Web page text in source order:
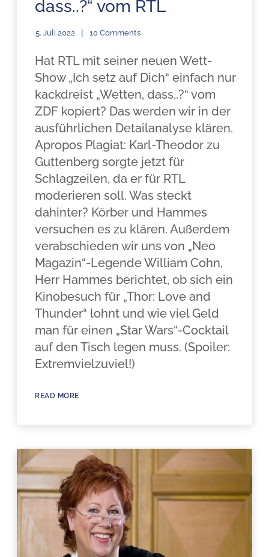
dass..?“ vom RTL
5. Juli 2022 10 Comments
Hat RTL mit seiner neuen Wett-
Show „Ich setz auf Dich“ einfach nur
kackdreist „Wetten, dass..?“ vom
ZDF kopiert? Das werden wir in der
ausführlichen Detailanalyse klären.
Apropos Plagiat: Karl-Theodor zu
Guttenberg sorgte jetzt für
Schlagzeilen, da er für RTL
moderieren soll. Was steckt
dahinter? Körber und Hammes
versuchen es zu klären. Außerdem
verabschieden wir uns von „Neo
Magazin“-Legende William Cohn,
Herr Hammes berichtet, ob sich ein
Kinobesuch für „Thor: Love and
Thunder“ lohnt und wie viel Geld
man für einen „Star Wars“-Cocktail
auf den Tisch legen muss. (Spoiler:
Extremvielzuviel!)
READ MORE